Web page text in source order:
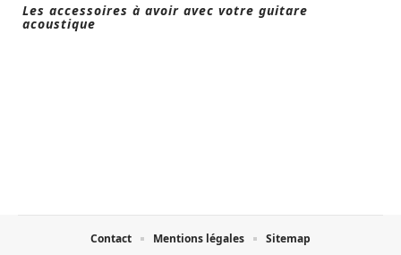
Les accessoires à avoir avec votre guitare
acoustique
Contact Mentions légales Sitemap